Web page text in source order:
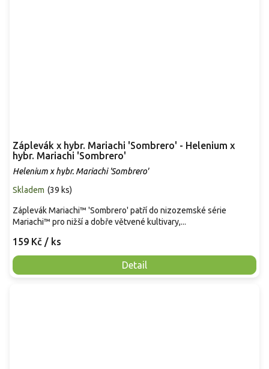
Záplevák x hybr. Mariachi 'Sombrero' - Helenium x
hybr. Mariachi 'Sombrero'
Helenium x hybr. Mariachi 'Sombrero'
Skladem (39 ks)
159 Kč / ks
Detail
Záplevák Mariachi™ 'Sombrero' patří do nizozemské série
Mariachi™ pro nižší a dobře větvené kultivary,...